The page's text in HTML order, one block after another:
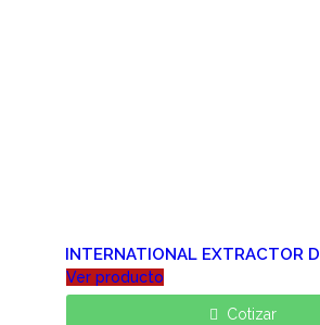
INTERNATIONAL EXTRACTOR
Ver producto
Cotizar